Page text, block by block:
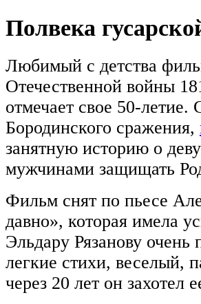
Полвека
Любимый с детства
Отечественной войны
отмечает свое 50-
Бородинского сражения,
занятную историю о
мужчинами защищать
Фильм снят по пьесе
давно», которая имела
Эльдару Рязанову
легкие стихи, веселый,
через 20 лет он захотел